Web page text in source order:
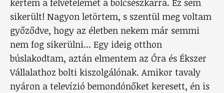
sikerült! Nagyon letörtem, s szentül meg voltam
győződve, hogy az életben nekem már semmi
nem fog sikerülni... Egy ideig otthon
búslakodtam, aztán elmentem az Óra és Ékszer
Vállalathoz bolti kiszolgálónak. Amikor tavaly
nyáron a televízió bemondónőket keresett, én is